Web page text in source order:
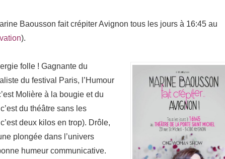
Baousson fait crépiter Avignon tous les jours à 16:45 au
).
folle ! Gagnante du
du festival Paris, l’Humour
Molière à la bougie et du
du théâtre sans les
deux kilos en trop). Drôle,
plongée dans l’univers
humeur communicative.